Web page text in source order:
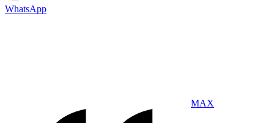
WhatsApp
MAX